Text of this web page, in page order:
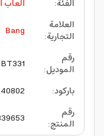
الفئة:
ألعاب
العلامة
التجارية:
Bang
رقم
الموديل:
BT331
باركود:
رقم
المنتج: